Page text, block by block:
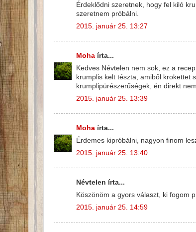
Érdeklődni szeretnek, hogy fel kiló
szeretnem próbálni.
2015. január 25. 13:27
Moha írta...
Kedves Névtelen nem sok, ez a
krumplis kelt tészta, amiből krokettet
krumplipürészerűségek, én direkt
2015. január 25. 13:39
Moha írta...
Érdemes kipróbálni, nagyon finom
2015. január 25. 13:40
Névtelen írta...
Köszönöm a gyors választ, ki fogom
2015. január 25. 14:59